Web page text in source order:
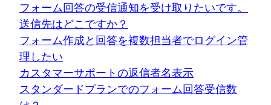
フォーム回答の受信通知を受け取りたいです。
送信先はどこですか？
フォーム作成と回答を複数担当者でログイン管
理したい
カスタマーサポートの返信者名表示
スタンダードプランでのフォーム回答受信数